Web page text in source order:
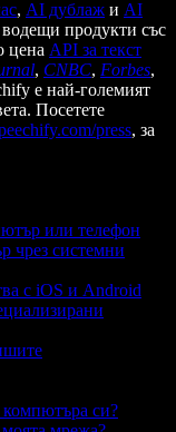
, AI дублаж и AI
продукти със
цена API за текст
, CNBC, Forbes,
е най-големият
Посетете
press, за
или телефон
чрез системни
с iOS и Android
си?